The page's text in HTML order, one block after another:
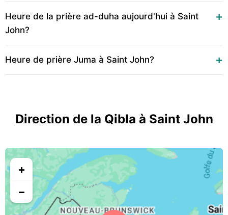
Heure de la prière ad-duha aujourd'hui à Saint
John?
Heure de prière Juma à Saint John?
Direction de la Qibla à Saint John
+
−